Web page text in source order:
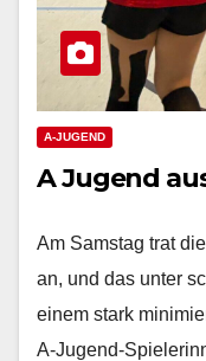
A-JUGEND
A Jugend
Am Samstag trat
an, und das unter
einem stark
A-Jugend-